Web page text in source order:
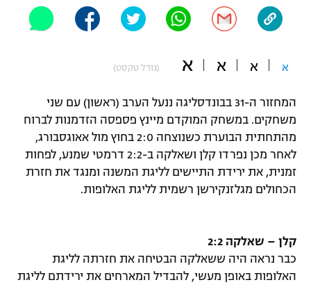
"מחצית בשכונה" – פודקאסט
משתתפים וזוכים בפרסים
תקנון משתתפים וזוכים בפרסים
תקנון עבור פעילות אלקטרה
תקנון עבור פעילות ספורט 1 – "מרלן"
טניס
גיימינג E-Sports
מדיניות פרטיות
אופניים
ספורט מוטורי
פוטבול אמריקאי NFL
בייסבול MLB
ספורט אתגרי ואקסטרים
גיימינג E-Sports
א א א א (גודל טקסט)
המחזור ה-31 בבונדסליגה ננעל הערב (ראשון) עם שני
משחקים. במשחק המוקדם מיינץ פספסה הזדמנות לברוח
מהתחתית הבוערת כשנוצחה 2:0 בחוץ מול אאוגסבורג,
לאחר מכן נפרדו קלן ושאלקה ב-2:2 דרמטי שמנע, לפחות
זמנית, את ירידת התיישים לליגת המשנה ומנגד את חזרת
הכחולים מגלזנקירשן רשמית לליגת האלופות.
קלן – שאלקה 2:2
כבר נראה היה ששאלקה הבטיחה את חזרתה לליגת
האלופות באופן מעשי, להבדיל המארחים את ירידתם לליגת